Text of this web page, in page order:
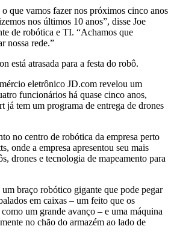
que vamos fazer nos próximos cinco anos
nos últimos 10 anos”, disse Joe
de robótica e TI. “Achamos que
nossa rede.”
está atrasada para a festa do robô.
eletrônico JD.com revelou um
funcionários há quase cinco anos,
já tem um programa de entrega de drones
no centro de robótica da empresa perto
onde a empresa apresentou seu mais
drones e tecnologia de mapeamento para
um braço robótico gigante que pode pegar
em caixas – um feito que os
um grande avanço – e uma máquina
no chão do armazém ao lado de